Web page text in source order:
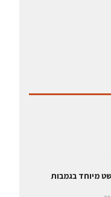
מיוחד בגמבות